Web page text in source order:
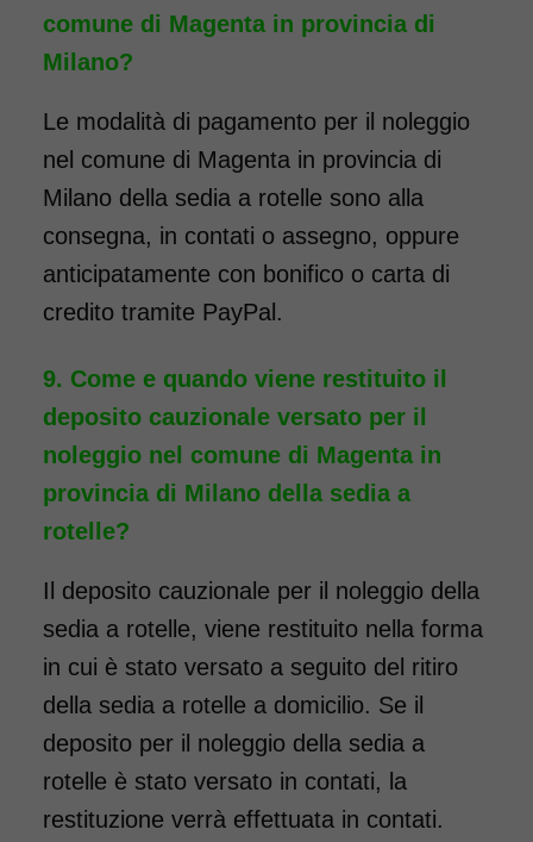
46 cm TRANSITO con pedane
elevabili estraibili. Il noleggio
minimo è di 7 giorni a partire
da 76 euro. Consegniamo a
domicilio in tutta Italia,
contattaci per maggiori
COSTO NOLEGGIO
da 76,01€
SCHEDA COMPLETA
Noleggio Carrozzina
pieghevole per bambini
seduta 35
comune di Magenta in provincia di
Milano?
Le modalità di pagamento per il noleggio
nel comune di Magenta in provincia di
Milano della sedia a rotelle sono alla
consegna, in contati o assegno, oppure
anticipatamente con bonifico o carta di
credito tramite PayPal.
Come e quando viene restituito il
deposito cauzionale versato per il
noleggio nel comune di Magenta in
provincia di Milano della sedia a
rotelle?
Il deposito cauzionale per il noleggio della
sedia a rotelle, viene restituito nella forma
in cui è stato versato a seguito del ritiro
della sedia a rotelle a domicilio. Se il
deposito per il noleggio della sedia a
rotelle è stato versato in contati, la
restituzione verrà effettuata in contati.